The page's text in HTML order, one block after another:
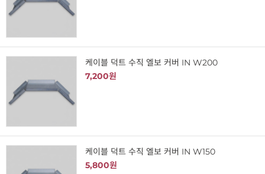
케이블 덕트 수직 엘보 커버 IN W200
7,200원
케이블 덕트 수직 엘보 커버 IN W150
5,800원